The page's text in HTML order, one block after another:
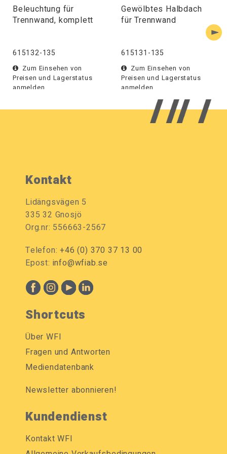
Beleuchtung für
Trennwand, komplett
615132-135
Zum Einsehen von
Preisen und Lagerstatus
anmelden.
Gewölbtes Halbdach
für Trennwand
615131-135
Zum Einsehen von
Preisen und Lagerstatus
anmelden.
Kontakt
Lidängsvägen 5
335 32 Gnosjö
Org.nr: 556663-2567
Telefon:+46 (0) 370 37 13 00
Epost: info@wfiab.se
Shortcuts
Über WFI
Fragen und Antworten
Mediendatenbank
Newsletter abonnieren!
Kundendienst
Kontakt WFI